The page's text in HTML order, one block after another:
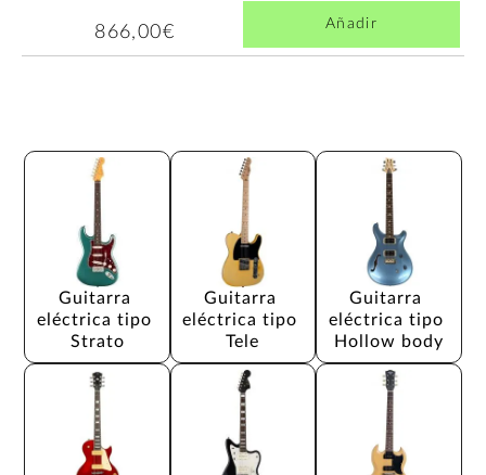
866,00€ Añadir
Guitarra
eléctrica tipo
Strato
Guitarra
eléctrica tipo
Tele
Guitarra
eléctrica tipo
Hollow body